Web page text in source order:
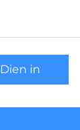
Dien in